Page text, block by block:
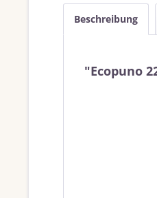
Beschreibung
"Ecopuno